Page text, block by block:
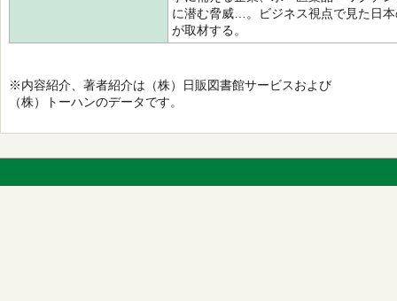
に潜む脅威…。ビジネス視点で見た日
が取材する。
※内容紹介、著者紹介は（株）日販図書館サービスおよび
（株）トーハンのデータです。